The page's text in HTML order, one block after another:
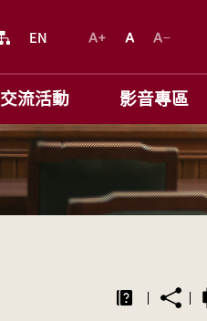
交流活動 影音專區